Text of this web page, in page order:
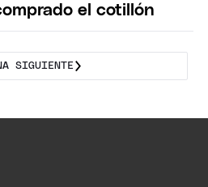
el cotillón
SIGUIENTE